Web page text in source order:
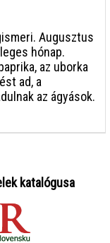
Augusztus
hónap.
az uborka
ad, a
az ágyások.
katalógusa